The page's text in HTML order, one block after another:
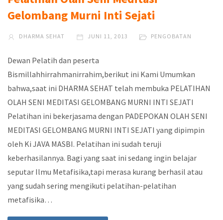
Gelombang Murni Inti Sejati
DHARMA SEHAT JUNI 11, 2013 PENGOBATAN
Dewan Pelatih dan peserta
Bismillahhirrahmanirrahim,berikut ini Kami Umumkan
bahwa,saat ini DHARMA SEHAT telah membuka PELATIHAN
OLAH SENI MEDITASI GELOMBANG MURNI INTI SEJATI
Pelatihan ini bekerjasama dengan PADEPOKAN OLAH SENI
MEDITASI GELOMBANG MURNI INTI SEJATI yang dipimpin
oleh Ki JAVA MASBI. Pelatihan ini sudah teruji
keberhasilannya. Bagi yang saat ini sedang ingin belajar
seputar Ilmu Metafisika,tapi merasa kurang berhasil atau
yang sudah sering mengikuti pelatihan-pelatihan
metafisika…